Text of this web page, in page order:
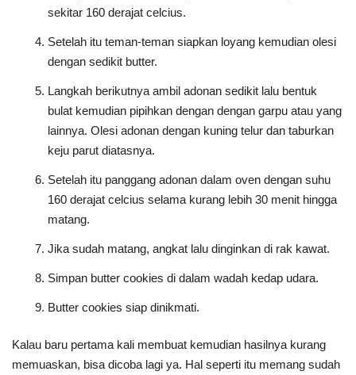
sekitar 160 derajat celcius.
Setelah itu teman-teman siapkan loyang kemudian olesi
dengan sedikit butter.
Langkah berikutnya ambil adonan sedikit lalu bentuk
bulat kemudian pipihkan dengan dengan garpu atau yang
lainnya. Olesi adonan dengan kuning telur dan taburkan
keju parut diatasnya.
Setelah itu panggang adonan dalam oven dengan suhu
160 derajat celcius selama kurang lebih 30 menit hingga
matang.
Jika sudah matang, angkat lalu dinginkan di rak kawat.
Simpan butter cookies di dalam wadah kedap udara.
Butter cookies siap dinikmati.
Kalau baru pertama kali membuat kemudian hasilnya kurang
memuaskan, bisa dicoba lagi ya. Hal seperti itu memang sudah